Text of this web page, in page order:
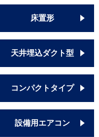
床置形
天井埋込ダクト型
コンパクトタイプ
設備用エアコン